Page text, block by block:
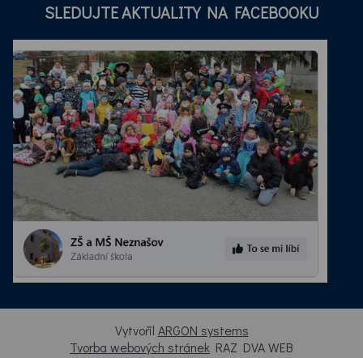
SLEDUJTE AKTUALITY NA FACEBOOKU
Vytvořil ARGON systems
Tvorba webových stránek RAZ DVA WEB